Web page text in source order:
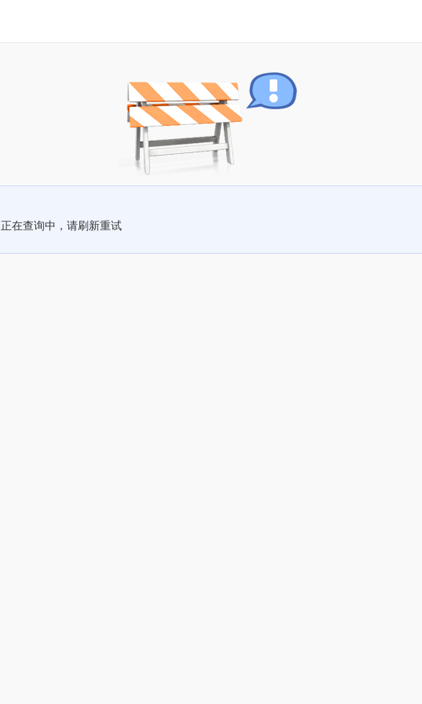
正在查询中，请刷新重试